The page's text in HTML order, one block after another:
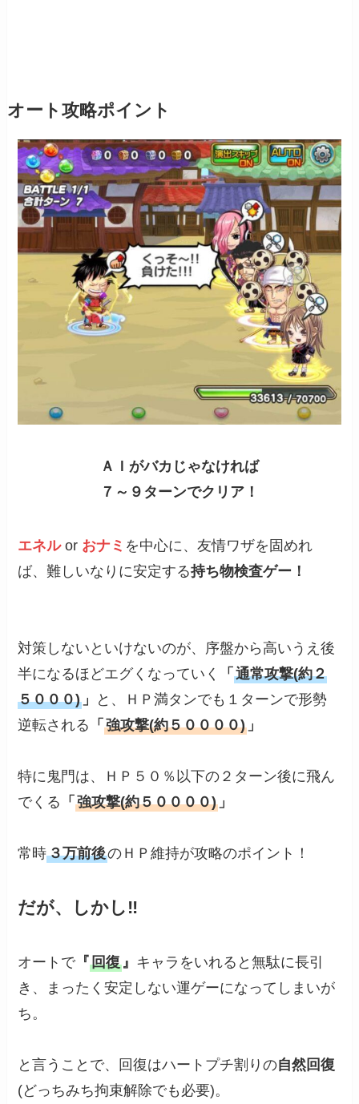
オート攻略ポイント
ＡＩがバカじゃなければ
７～９ターンでクリア！
エネルor おナミ を中心に、友情ワザを固めれ
ば、難しいなりに安定する持ち物検査ゲー！
対策しないといけないのが、序盤から高いうえ後
半になるほどエグくなっていく
「通常攻撃(約２
５０００) 」
と、ＨＰ満タンでも１ターンで形勢
逆転される 「強攻撃(約５００００) 」
特に鬼門は、ＨＰ５０％以下の２ターン後に飛ん
でくる 「強攻撃(約５００００) 」
常時３万前後のＨＰ維持が攻略のポイント！
だが、しかし‼
オートで『回復』 キャラをいれると無駄に長引
き、まったく安定しない運ゲーになってしまいが
ち。
と言うことで、回復はハートプチ割りの自然回復
(どっちみち拘束解除でも必要)。